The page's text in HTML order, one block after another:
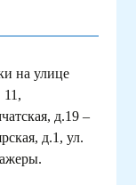
на улице
11,
д.19 –
д.1, ул.